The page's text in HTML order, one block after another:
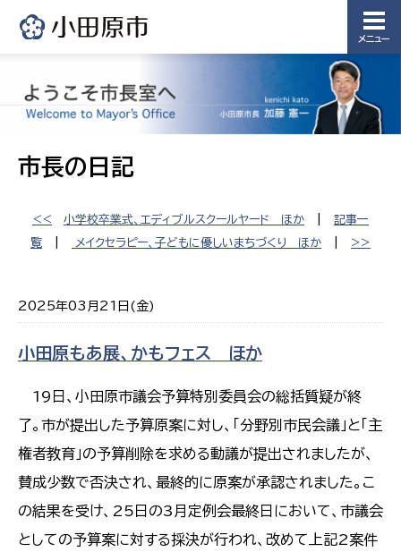
メニュー
市長の日記
<< 小学校卒業式、エディブルスクールヤード ほか
記事一
覧
メイクセラピー、子どもに優しいまちづくり ほか >>
2025年03月21日(金)
小田原もあ展、かもフェス ほか
19日、小田原市議会予算特別委員会の総括質疑が終
了。市が提出した予算原案に対し、「分野別市民会議」と「主
権者教育」の予算削除を求める動議が提出されましたが、
賛成少数で否決され、最終的に原案が承認されました。こ
の結果を受け、25日の3月定例会最終日において、市議会
としての予算案に対する採決が行われ、改めて上記2案件